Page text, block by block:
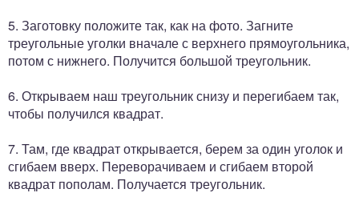
5. Заготовку положите так, как на фото. Загните
треугольные уголки вначале с верхнего прямоугольника,
потом с нижнего. Получится большой треугольник.
6. Открываем наш треугольник снизу и перегибаем так,
чтобы получился квадрат.
7. Там, где квадрат открывается, берем за один уголок и
сгибаем вверх. Переворачиваем и сгибаем второй
квадрат пополам. Получается треугольник.